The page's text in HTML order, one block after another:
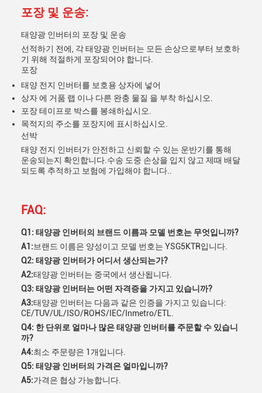
포장 및 운송:
태양광 인버터의 포장 및 운송
선적하기 전에, 각 태양광 인버터는 모든 손상으로부터 보호하
기 위해 적절하게 포장되어야 합니다.
포장
태양 전지 인버터를 보호용 상자에 넣어
상자 에 거품 랩 이나 다른 완충 물질 을 부착 하십시오.
포장 테이프로 박스를 봉쇄하십시오.
목적지의 주소를 포장지에 표시하십시오.
선박
태양 전지 인버터가 안전하고 신뢰할 수 있는 운반기를 통해
운송되는지 확인합니다.수송 도중 손상을 입지 않고 제때 배달
되도록 추적하고 보험에 가입해야 합니다..
FAQ:
Q1: 태양광 인버터의 브랜드 이름과 모델 번호는 무엇입니까?
A1:브랜드 이름은 양성이고 모델 번호는 YSG5KTR입니다.
Q2: 태양광 인버터가 어디서 생산되는가?
A2:태양광 인버터는 중국에서 생산됩니다.
Q3: 태양광 인버터는 어떤 자격증을 가지고 있습니까?
A3:태양광 인버터는 다음과 같은 인증을 가지고 있습니다:
CE/TUV/UL/ISO/ROHS/IEC/Inmetro/ETL.
Q4: 한 단위로 얼마나 많은 태양광 인버터를 주문할 수 있습니
까?
A4:최소 주문량은 1개입니다.
Q5: 태양광 인버터의 가격은 얼마입니까?
A5:가격은 협상 가능합니다.